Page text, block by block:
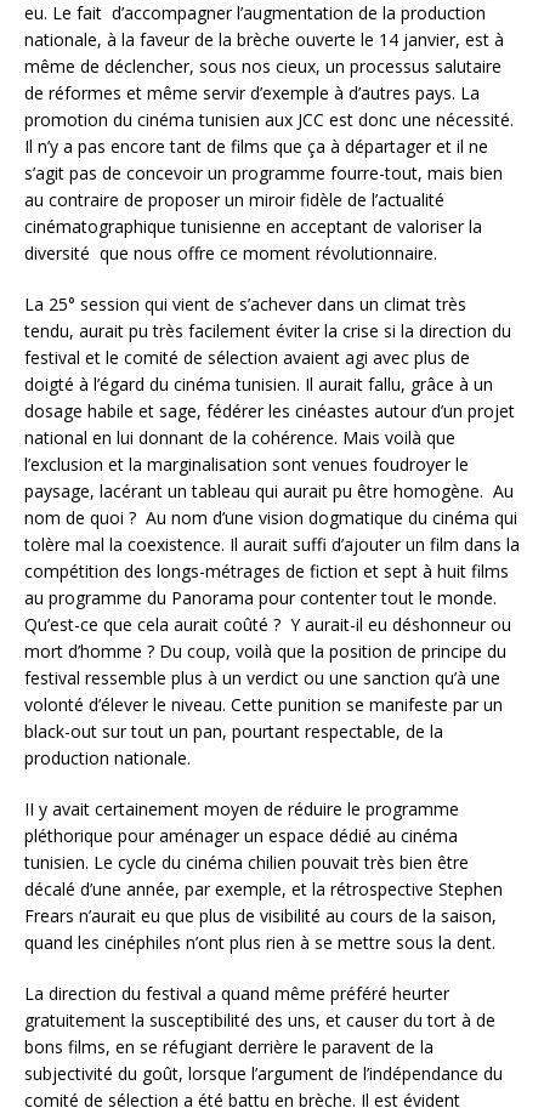
eu. Le fait d’accompagner l’augmentation de la production
nationale, à la faveur de la brèche ouverte le 14 janvier, est à
même de déclencher, sous nos cieux, un processus salutaire
de réformes et même servir d’exemple à d’autres pays. La
promotion du cinéma tunisien aux JCC est donc une nécessité.
Il n’y a pas encore tant de films que ça à départager et il ne
s’agit pas de concevoir un programme fourre-tout, mais bien
au contraire de proposer un miroir fidèle de l’actualité
cinématographique tunisienne en acceptant de valoriser la
diversité que nous offre ce moment révolutionnaire.
La 25° session qui vient de s’achever dans un climat très
tendu, aurait pu très facilement éviter la crise si la direction du
festival et le comité de sélection avaient agi avec plus de
doigté à l’égard du cinéma tunisien. Il aurait fallu, grâce à un
dosage habile et sage, fédérer les cinéastes autour d’un projet
national en lui donnant de la cohérence. Mais voilà que
l’exclusion et la marginalisation sont venues foudroyer le
paysage, lacérant un tableau qui aurait pu être homogène. Au
nom de quoi ? Au nom d’une vision dogmatique du cinéma qui
tolère mal la coexistence. Il aurait suffi d’ajouter un film dans la
compétition des longs-métrages de fiction et sept à huit films
au programme du Panorama pour contenter tout le monde.
Qu’est-ce que cela aurait coûté ? Y aurait-il eu déshonneur ou
mort d’homme ? Du coup, voilà que la position de principe du
festival ressemble plus à un verdict ou une sanction qu’à une
volonté d’élever le niveau. Cette punition se manifeste par un
black-out sur tout un pan, pourtant respectable, de la
production nationale.
II y avait certainement moyen de réduire le programme
pléthorique pour aménager un espace dédié au cinéma
tunisien. Le cycle du cinéma chilien pouvait très bien être
décalé d’une année, par exemple, et la rétrospective Stephen
Frears n’aurait eu que plus de visibilité au cours de la saison,
quand les cinéphiles n’ont plus rien à se mettre sous la dent.
La direction du festival a quand même préféré heurter
gratuitement la susceptibilité des uns, et causer du tort à de
bons films, en se réfugiant derrière le paravent de la
subjectivité du goût, lorsque l’argument de l’indépendance du
comité de sélection a été battu en brèche. Il est évident